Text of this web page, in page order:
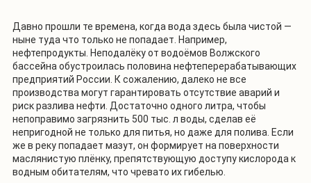
Давно прошли те времена, когда вода здесь была чистой —
ныне туда что только не попадает. Например,
нефтепродукты. Неподалёку от водоёмов Волжского
бассейна обустроилась половина нефтеперерабатывающих
предприятий России. К сожалению, далеко не все
производства могут гарантировать отсутствие аварий и
риск разлива нефти. Достаточно одного литра, чтобы
непоправимо загрязнить 500 тыс. л воды, сделав её
непригодной не только для питья, но даже для полива. Если
же в реку попадает мазут, он формирует на поверхности
маслянистую плёнку, препятствующую доступу кислорода к
водным обитателям, что чревато их гибелью.